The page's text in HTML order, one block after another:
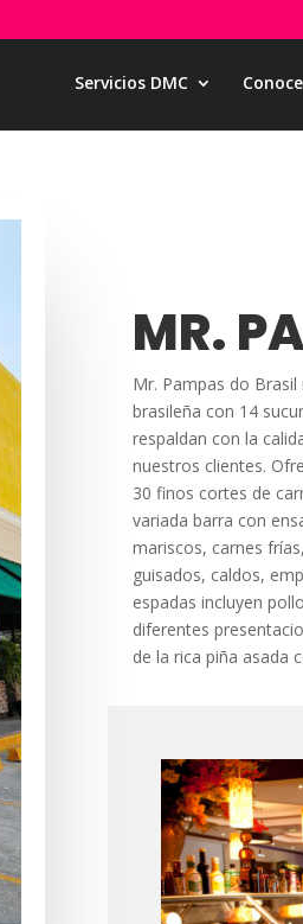
Servicios DMC
MR.
Mr. Pampas do
brasileña con 14
respaldan con la
nuestros clientes.
30 finos cortes de
variada barra con
mariscos, carnes
guisados, caldos,
espadas incluyen
diferentes
de la rica piña asada